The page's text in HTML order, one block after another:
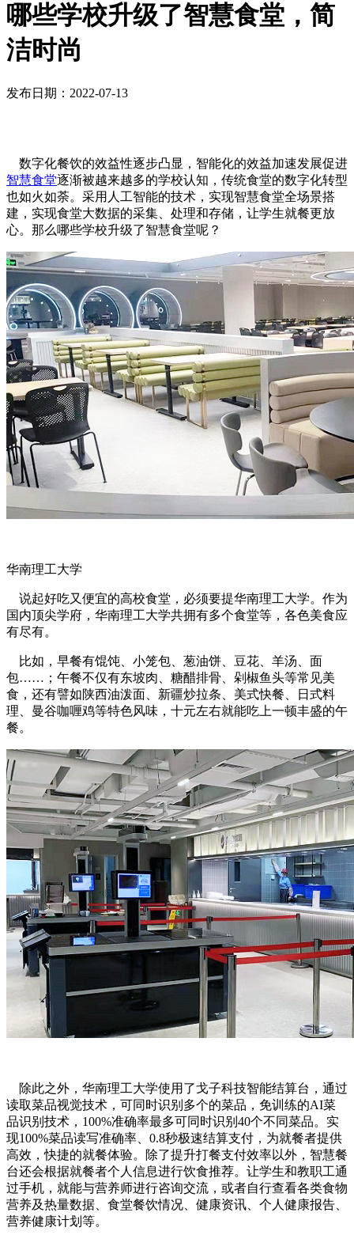
哪些学校升级了智慧食堂，简
洁时尚
发布日期：2022-07-13
数字化餐饮的效益性逐步凸显，智能化的效益加速发展促进
智慧食堂逐渐被越来越多的学校认知，传统食堂的数字化转型
也如火如荼。采用人工智能的技术，实现智慧食堂全场景搭
建，实现食堂大数据的采集、处理和存储，让学生就餐更放
心。那么哪些学校升级了智慧食堂呢？
华南理工大学
说起好吃又便宜的高校食堂，必须要提华南理工大学。作为
国内顶尖学府，华南理工大学共拥有多个食堂等，各色美食应
有尽有。
比如，早餐有馄饨、小笼包、葱油饼、豆花、羊汤、面
包……；午餐不仅有东坡肉、糖醋排骨、剁椒鱼头等常见美
食，还有譬如陕西油泼面、新疆炒拉条、美式快餐、日式料
理、曼谷咖喱鸡等特色风味，十元左右就能吃上一顿丰盛的午
餐。
除此之外，华南理工大学使用了戈子科技智能结算台，通过
读取菜品视觉技术，可同时识别多个的菜品，免训练的AI菜
品识别技术，100%准确率最多可同时识别40个不同菜品。实
现100%菜品读写准确率、0.8秒极速结算支付，为就餐者提供
高效，快捷的就餐体验。除了提升打餐支付效率以外，智慧餐
台还会根据就餐者个人信息进行饮食推荐。让学生和教职工通
过手机，就能与营养师进行咨询交流，或者自行查看各类食物
营养及热量数据、食堂餐饮情况、健康资讯、个人健康报告、
营养健康计划等。